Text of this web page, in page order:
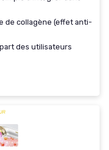
de collagène (effet anti-
des utilisateurs